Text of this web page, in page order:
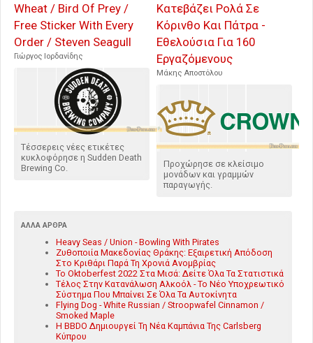
Wheat / Bird Of Prey /
Free Sticker With Every
Order / Steven Seagull
Γιώργος Ιορδανίδης
Τέσσερεις νέες ετικέτες
κυκλοφόρησε η Sudden Death
Brewing Co.
Κατεβάζει Ρολά Σε
Κόρινθο Και Πάτρα -
Εθελούσια Για 160
Εργαζόμενους
Μάκης Αποστόλου
Προχώρησε σε κλείσιμο
μονάδων και γραμμών
παραγωγής.
ΆΛΛΑ ΆΡΘΡΑ
Heavy Seas / Union - Bowling With Pirates
Ζυθοποιία Μακεδονίας Θράκης: Εξαιρετική Απόδοση
Στο Κριθάρι Παρά Τη Χρονιά Ανομβρίας
Το Oktoberfest 2022 Στα Μισά: Δείτε Όλα Τα Στατιστικά
Τέλος Στην Κατανάλωση Αλκοόλ - Το Νέο Υποχρεωτικό
Σύστημα Που Μπαίνει Σε Όλα Τα Αυτοκίνητα
Flying Dog - White Russian / Stroopwafel Cinnamon /
Smoked Maple
Η BBDO Δημιουργεί Τη Νέα Καμπάνια Της Carlsberg
Κύπρου